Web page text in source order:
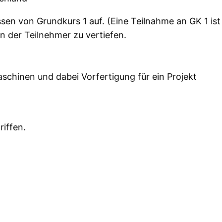
von Grundkurs 1 auf. (Eine Teilnahme an GK 1
der Teilnehmer zu vertiefen.
und dabei Vorfertigung für ein Projekt